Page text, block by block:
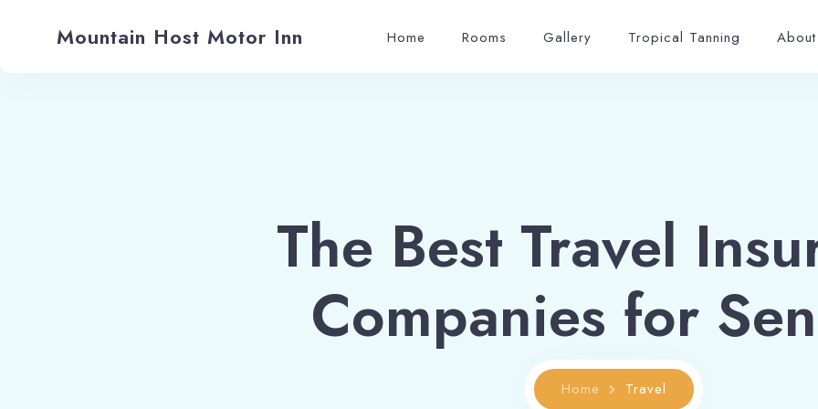
Mountain Host Motor Inn Home Rooms Gallery Tropical Tanning
The Best Travel
Companies for
Home Travel